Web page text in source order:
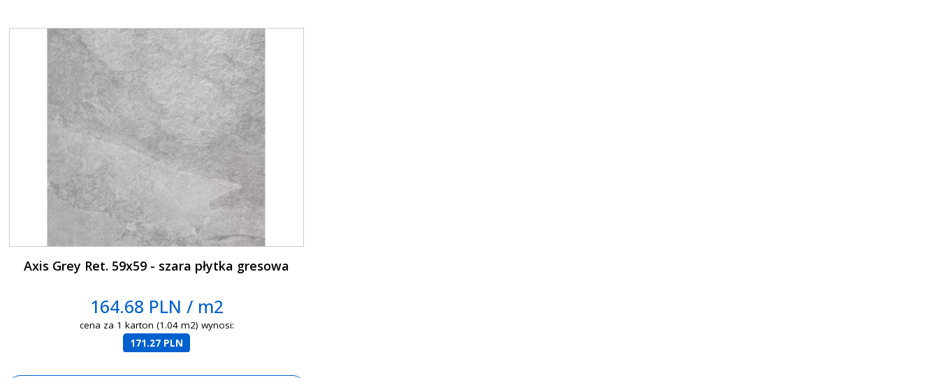
Axis Grey Ret. 59x59 - szara płytka gresowa
164.68 PLN / m2
cena za 1 karton (1.04 m2) wynosi:
171.27 PLN